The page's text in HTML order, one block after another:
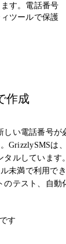
す。電話番号
ツールで保護
作成
しい電話番号が
GrizzlySMSは
タルしています
未満で利用でき
のテスト、自動
す